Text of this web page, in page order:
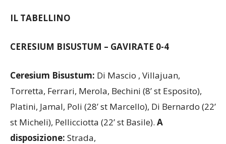
IL TABELLINO
CERESIUM BISUSTUM – GAVIRATE 0-4
Ceresium Bisustum: Di Mascio , Villajuan,
Torretta, Ferrari, Merola, Bechini (8’ st Esposito),
Platini, Jamal, Poli (28’ st Marcello), Di Bernardo (22’
st Micheli), Pellicciotta (22’ st Basile). A
disposizione: Strada,